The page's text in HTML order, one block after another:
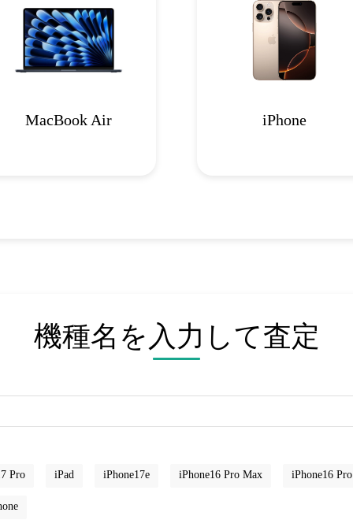
MacBook Air iPhone
機種名を入力して査定
Pro iPad iPhone17e iPhone16 Pro Max iPhone16 Pro